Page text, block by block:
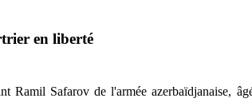
en liberté
Ramil Safarov de l'armée azerbaïdjanaise,